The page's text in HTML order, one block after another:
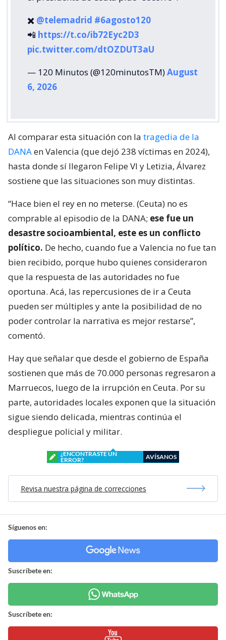
✖️ @telemadrid #6agosto120
📲 https://t.co/ib72Eyc2D3
pic.twitter.com/dtOZDUT3aU
— 120 Minutos (@120minutosTM)August
6, 2026
Al comparar esta situación con la tragedia de la
DANAen Valencia (que dejó 238 víctimas en 2024),
hasta donde sí llegaron Felipe VI y Letizia, Álvarez
sostiene que las situaciones son muy distintas.
“Hace bien el rey en no meterse. (Ceuta) no es
comprable al episodio de la DANA; ese fue un
desastre socioambiental, este es un conflicto
político. De hecho, cuando fue a Valencia no fue tan
bien recibido, porque hubo quienes consideraron
que la respuesta de las autoridades no fue
oportuna. Acá, las repercusiones de ir a Ceuta
pueden ser múltiples y ante la posibilidad de no
poder controlar la narrativa es mejor restarse”,
comentó.
Hay que señalar que desde el gobierno de España
sostienen que más de 70.000 personas regresaron a
Marruecos, luego de la irrupción en Ceuta. Por su
parte, autoridades locales exponen que la situación
sigue siendo delicada, mientras continúa el
despliegue policial y militar.
¿ENCONTRASTE UN
ERROR?
AVÍSANOS
Revisa nuestra página de correcciones
Síguenos en:
Suscríbete en:
Suscríbete en: